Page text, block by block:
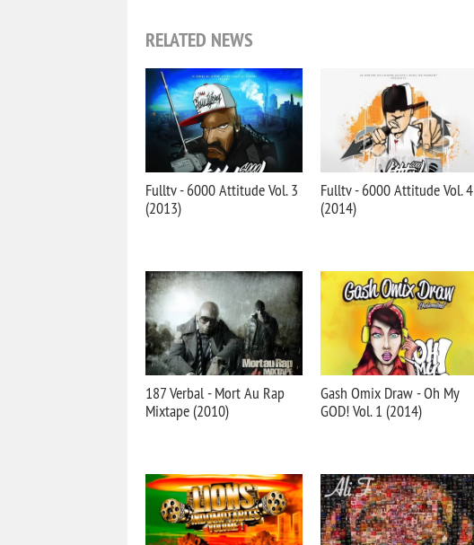
RELATED NEWS
Fulltv - 6000 Attitude Vol. 3
(2013)
Fulltv - 6000 Attitude Vol. 4
(2014)
187 Verbal - Mort Au Rap
Mixtape (2010)
Gash Omix Draw - Oh My
GOD! Vol. 1 (2014)